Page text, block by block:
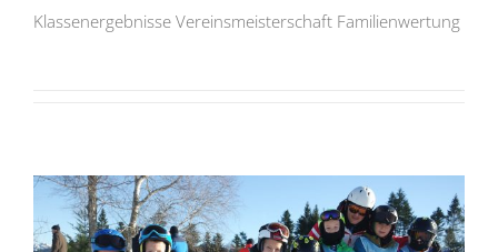
Klassenergebnisse Vereinsmeisterschaft Familienwertung